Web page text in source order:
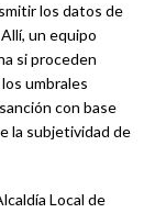
los datos de
un equipo
si proceden
umbrales
con base
la subjetividad de
Local de